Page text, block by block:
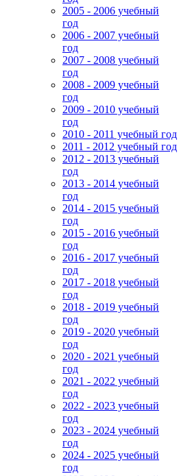
2005 - 2006 учебный
год
2006 - 2007 учебный
год
2007 - 2008 учебный
год
2008 - 2009 учебный
год
2009 - 2010 учебный
год
2010 - 2011 учебный год
2011 - 2012 учебный год
2012 - 2013 учебный
год
2013 - 2014 учебный
год
2014 - 2015 учебный
год
2015 - 2016 учебный
год
2016 - 2017 учебный
год
2017 - 2018 учебный
год
2018 - 2019 учебный
год
2019 - 2020 учебный
год
2020 - 2021 учебный
год
2021 - 2022 учебный
год
2022 - 2023 учебный
год
2023 - 2024 учебный
год
2024 - 2025 учебный
год